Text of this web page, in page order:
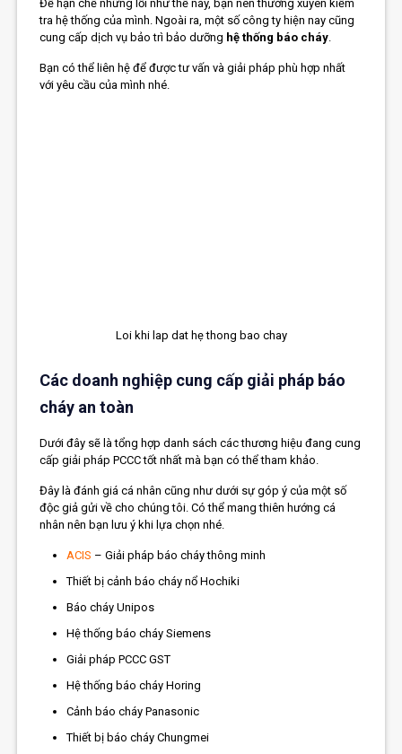
Để hạn chế những lỗi như thế này, bạn nên thường xuyên kiểm
tra hệ thống của mình. Ngoài ra, một số công ty hiện nay cũng
cung cấp dịch vụ bảo trì bảo dưỡng hệ thống báo cháy
Bạn có thể liên hệ để được tư vấn và giải pháp phù hợp nhất
với yêu cầu của mình nhé.
Loi khi lap dat hẹ thong bao chay
Các doanh nghiệp cung cấp giải pháp báo
cháy an toàn
Dưới đây sẽ là tổng hợp danh sách các thương hiệu đang cung
cấp giải pháp PCCC tốt nhất mà bạn có thể tham khảo.
Đây là đánh giá cá nhân cũng như dưới sự góp ý của một số
độc giả gửi về cho chúng tôi. Có thể mang thiên hướng cá
nhân nên bạn lưu ý khi lựa chọn nhé.
ACIS – Giải pháp báo cháy thông minh
Thiết bị cảnh báo cháy nổ Hochiki
Báo cháy Unipos
Hệ thống báo cháy Siemens
Giải pháp PCCC GST
Hệ thống báo cháy Horing
Cảnh báo cháy Panasonic
Thiết bị báo cháy Chungmei